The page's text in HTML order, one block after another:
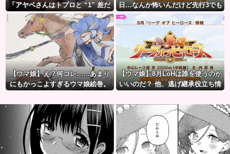
「アヤベさんはトプロと “1” 差だ
ぞ」
日…なんか怖いんだけど先行3でも
大丈夫かな？
【ウマ娘】え？何コレ……あまり
にもかっこよすぎるウマ娘絵巻。
【ウマ娘】8月LoHは誰を使うのが
いいのだ？ 他、逃げ継承役立ち情